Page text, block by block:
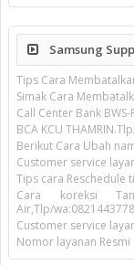
Samsung
Tips Cara
Simak Cara
Call Center Bank
BCA KCU
Berikut Cara Ubah
Customer service
Tips cara Reschedule
Cara koreksi
Air,Tlp/
Customer service
Nomor layanan Resmi